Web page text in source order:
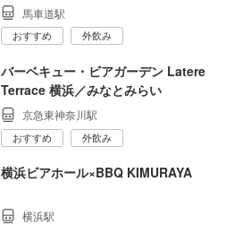
馬車道駅
おすすめ 外飲み
バーベキュー・ビアガーデン Latere
Terrace 横浜／みなとみらい
京急東神奈川駅
おすすめ 外飲み
横浜ビアホール×BBQ KIMURAYA
横浜駅